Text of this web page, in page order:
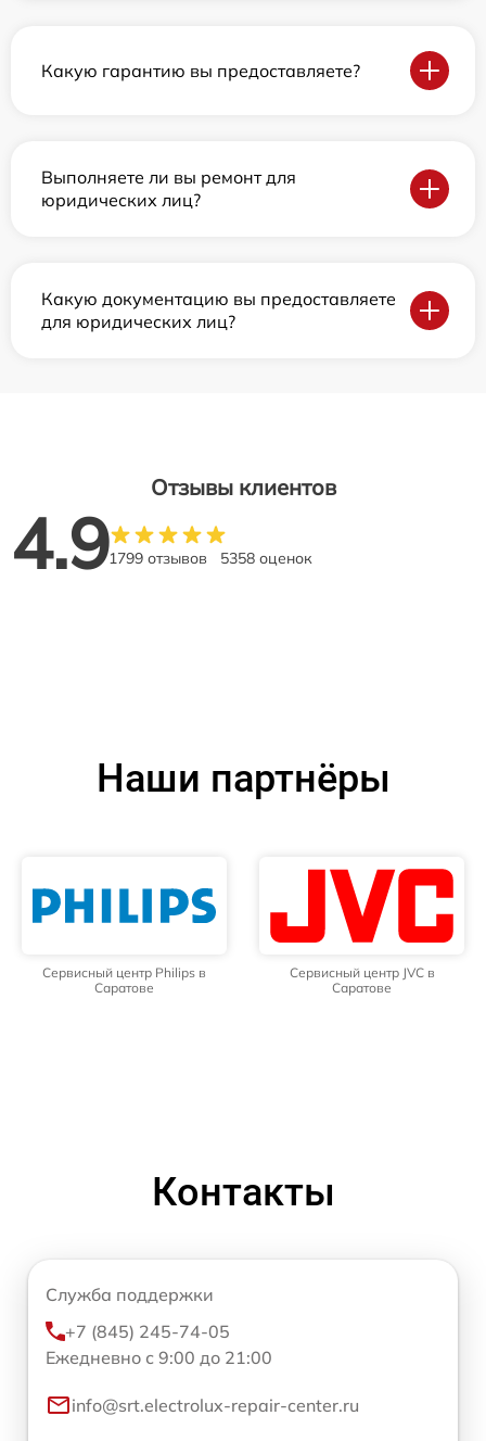
Какую гарантию вы предоставляете?
Выполняете ли вы ремонт для
юридических лиц?
Какую документацию вы предоставляете
для юридических лиц?
Отзывы клиентов
4.91799 отзывов 5358 оценок
Наши партнёры
Сервисный центр Philips в
Саратове
Сервисный центр JVC в
Саратове
Контакты
Служба поддержки
+7 (845) 245-74-05
Ежедневно с 9:00 до 21:00
info@srt.electrolux-repair-center.ru